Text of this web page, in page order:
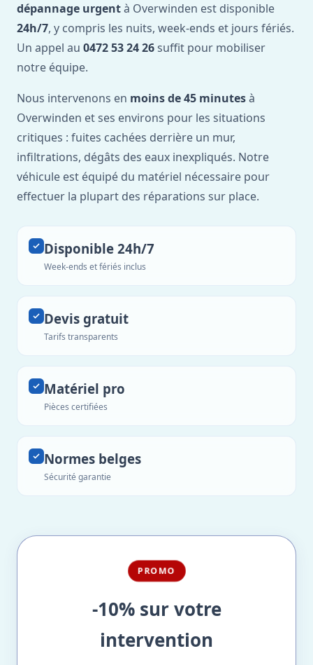
dépannage urgentà Overwinden est disponible
24h/7, y compris les nuits, week-ends et jours fériés.
Un appel au 0472 53 24 26 suffit pour mobiliser
notre équipe.
Nous intervenons en moins de 45 minutesà
Overwinden et ses environs pour les situations
critiques : fuites cachées derrière un mur,
infiltrations, dégâts des eaux inexpliqués. Notre
véhicule est équipé du matériel nécessaire pour
effectuer la plupart des réparations sur place.
Disponible 24h/7
Week-ends et fériés inclus
Devis gratuit
Tarifs transparents
Matériel pro
Pièces certifiées
Normes belges
Sécurité garantie
PROMO
-10% sur votre
intervention